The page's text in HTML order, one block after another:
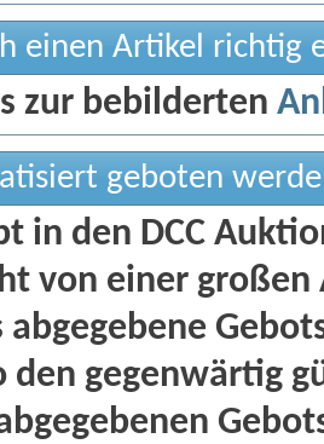
einen Artikel richtig
zur bebilderten
geboten
in den DCC
von einer
abgegebene
den gegenwärtig